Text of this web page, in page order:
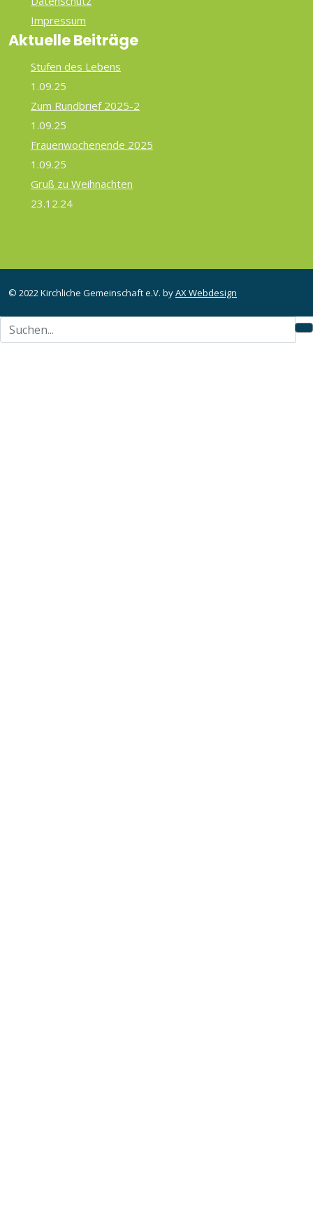
Impressum
Aktuelle Beiträge
Stufen des Lebens
1.09.25
Zum Rundbrief 2025-2
1.09.25
Frauenwochenende 2025
1.09.25
Gruß zu Weihnachten
23.12.24
© 2022 Kirchliche Gemeinschaft e.V. byAX Webdesign